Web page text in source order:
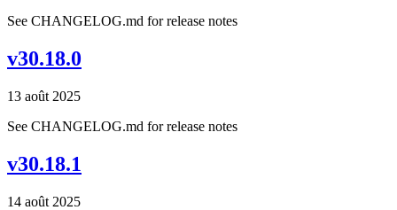
See CHANGELOG.md for release notes
v30.18.0
13 août 2025
See CHANGELOG.md for release notes
v30.18.1
14 août 2025